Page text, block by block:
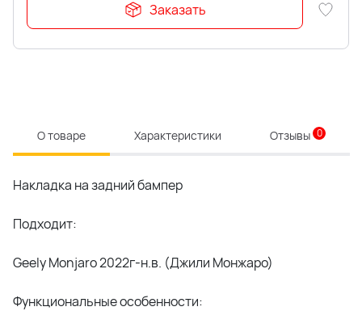
Заказать
О товаре Характеристики Отзывы 0
Накладка на задний бампер
Подходит:
Geely Monjaro 2022г-н.в. (Джили Монжаро)
Функциональные особенности: